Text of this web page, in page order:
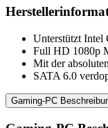
Unterstützt Intel
Full HD 1080p
Mit der
SATA 6.0
Gaming-PC